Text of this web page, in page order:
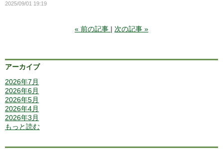
2025/09/01 19:19
« 前の記事 次の記事 »
アーカイブ
2026年7月
2026年6月
2026年5月
2026年4月
2026年3月
もっと読む